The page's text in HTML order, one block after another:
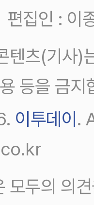
편집인 : 이
텐츠(기사)
등을 금지
이투데이.
모두의 의